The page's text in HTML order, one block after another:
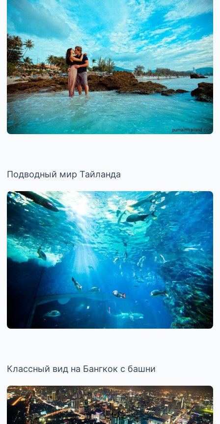
Подводный мир Тайланда
Классный вид на Бангкок с башни